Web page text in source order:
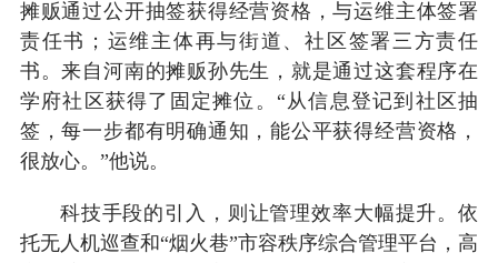
摊贩通过公开抽签获得经营资格，与运维主体签署
责任书；运维主体再与街道、社区签署三方责任
书。来自河南的摊贩孙先生，就是通过这套程序在
学府社区获得了固定摊位。“从信息登记到社区抽
签，每一步都有明确通知，能公平获得经营资格，
很放心。”他说。
科技手段的引入，则让管理效率大幅提升。依
托无人机巡查和“烟火巷”市容秩序综合管理平台，高